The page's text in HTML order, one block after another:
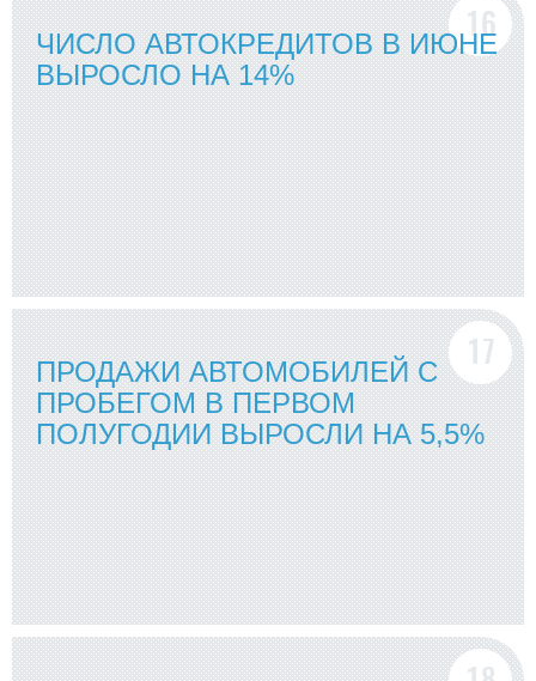
ЧИСЛО АВТОКРЕДИТОВ В ИЮНЕ
ВЫРОСЛО НА 14%
ПРОДАЖИ АВТОМОБИЛЕЙ С
ПРОБЕГОМ В ПЕРВОМ
ПОЛУГОДИИ ВЫРОСЛИ НА 5,5%